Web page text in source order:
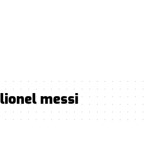
lionel messi